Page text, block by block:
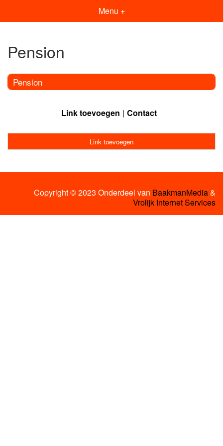
Menu +
Pension
Pension
Link toevoegen Contact
Link toevoegen
Copyright © 2023 Onderdeel van BaakmanMedia&
Vrolijk Internet Services